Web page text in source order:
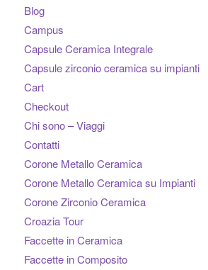
Blog
Campus
Capsule Ceramica Integrale
Capsule zirconio ceramica su impianti
Cart
Checkout
Chi sono – Viaggi
Contatti
Corone Metallo Ceramica
Corone Metallo Ceramica su Impianti
Corone Zirconio Ceramica
Croazia Tour
Faccette in Ceramica
Faccette in Composito